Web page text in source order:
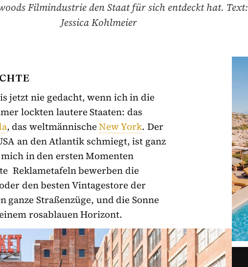
Filmindustrie den Staat für sich entdeckt hat. Text:
Jessica Kohlmeier
jetzt nie gedacht, wenn ich in die
lockten lautere Staaten: das
, das weltmännischeNew York. Der
an den Atlantik schmiegt, ist ganz
in den ersten Momenten
Reklametafeln bewerben die
den besten Vintagestore der
ganze Straßenzüge, und die Sonne
rosablauen Horizont.